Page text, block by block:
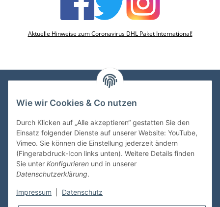
Aktuelle Hinweise zum Coronavirus DHL Paket International!
VDMedien24.de
Kasernenstraße 6-10
66482 Zweibrücken
Tel. 06332 72710
eMail: heinz.nickel@vdmedien.de
Wie wir Cookies & Co nutzen
Durch Klicken auf „Alle akzeptieren“ gestatten Sie den
Einsatz folgender Dienste auf unserer Website: YouTube,
Vimeo. Sie können die Einstellung jederzeit ändern
(Fingerabdruck-Icon links unten). Weitere Details finden
Sie unter Konfigurieren und in unserer
Datenschutzerklärung.
Impressum Datenschutz